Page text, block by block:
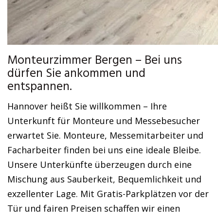
Monteurzimmer Bergen – Bei uns
dürfen Sie ankommen und
entspannen.
Hannover heißt Sie willkommen – Ihre
Unterkunft für Monteure und Messebesucher
erwartet Sie. Monteure, Messemitarbeiter und
Facharbeiter finden bei uns eine ideale Bleibe.
Unsere Unterkünfte überzeugen durch eine
Mischung aus Sauberkeit, Bequemlichkeit und
exzellenter Lage. Mit Gratis-Parkplätzen vor der
Tür und fairen Preisen schaffen wir einen